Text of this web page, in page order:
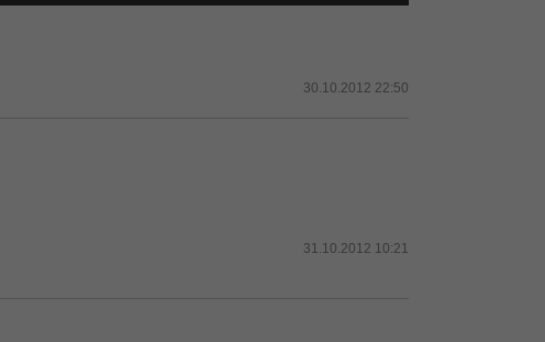
30.10.2012 22:50
31.10.2012 10:21